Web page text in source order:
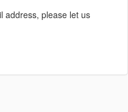
address, please let us